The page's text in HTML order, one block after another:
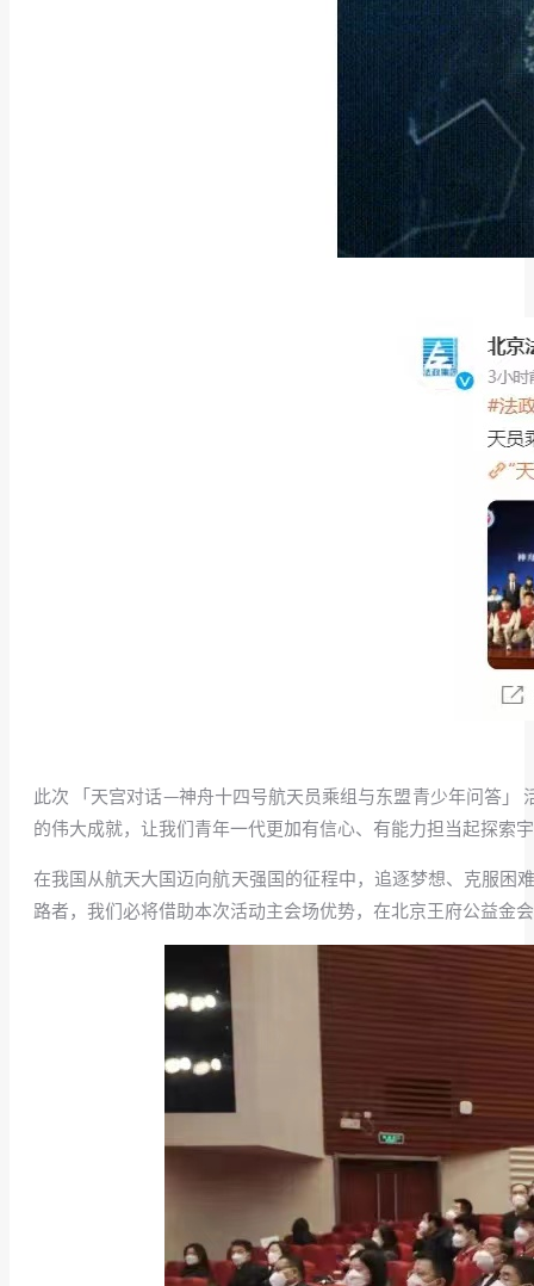
此次 「天宫对话—神舟十四号航天员乘组与东盟青少年问答」
的伟大成就，让我们青年一代更加有信心、有能力担当起探索
在我国从航天大国迈向航天强国的征程中，追逐梦想、克服困
路者，我们必将借助本次活动主会场优势，在北京王府公益金